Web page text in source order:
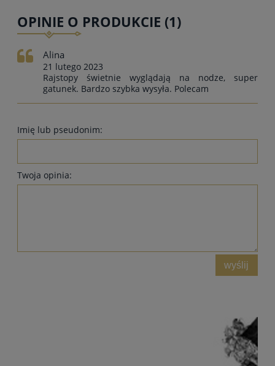
OPINIE O PRODUKCIE (1)
Alina
21 lutego 2023
Rajstopy świetnie wyglądają na nodze, super
gatunek. Bardzo szybka wysyła. Polecam
Imię lub pseudonim:
Twoja opinia:
wyślij